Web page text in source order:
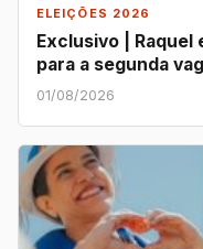
ELEIÇÕES 2026
Exclusivo | Raquel
para a segunda
01/08/2026